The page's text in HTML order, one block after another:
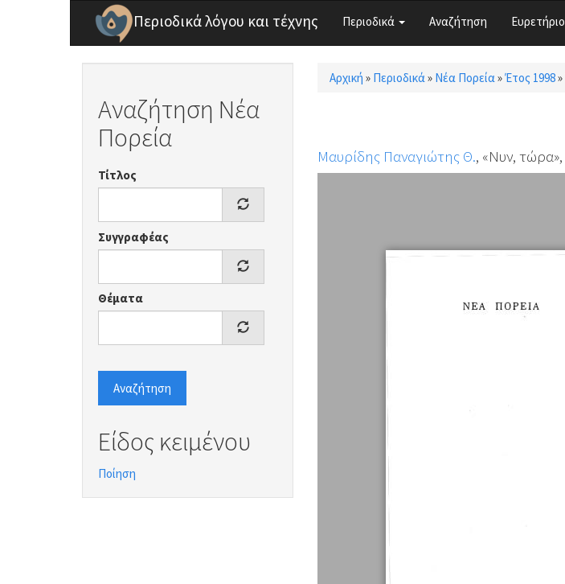
Παράκαμψη προς το κυρίως περιεχόμενο
Περιοδικά λόγου και τέχνης Περιοδικά Αναζήτηση Ευρετήριο
Αναζήτηση Νέα
Πορεία
Τίτλος
Συγγραφέας
Θέματα
Αναζήτηση
Είδος κειμένου
Ποίηση
Είστε εδώ
Αρχική » Περιοδικά» Νέα Πορεία»Έτος 1998»
Μαυρίδης Παναγιώτης Θ., «Νυν, τώρα»,